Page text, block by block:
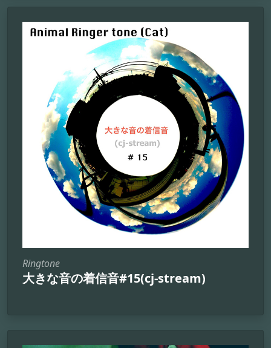
Ringtone
大きな音の着信音#15(cj-stream)